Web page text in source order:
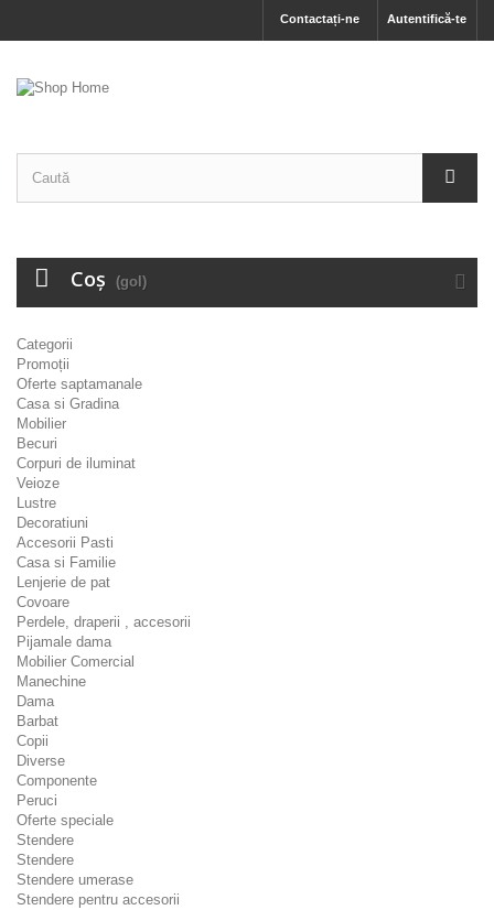
Autentifică-te
Contactați-ne
Coş (gol)
Categorii
Promoții
Oferte saptamanale
Casa si Gradina
Mobilier
Becuri
Corpuri de iluminat
Veioze
Lustre
Decoratiuni
Accesorii Pasti
Casa si Familie
Lenjerie de pat
Covoare
Perdele, draperii , accesorii
Pijamale dama
Mobilier Comercial
Manechine
Dama
Barbat
Copii
Diverse
Componente
Peruci
Oferte speciale
Stendere
Stendere
Stendere umerase
Stendere pentru accesorii